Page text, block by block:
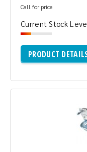
Call for price
Current Stock
PRODUCT